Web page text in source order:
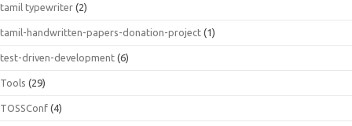
tamil typewriter (2)
tamil-handwritten-papers-donation-project (1)
test-driven-development (6)
Tools (29)
TOSSConf (4)